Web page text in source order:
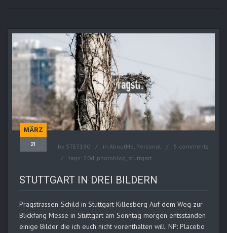
MÄRZ
21 by STE7130 in AboutMe, Personal
5 comments
tags: 20d, photoblog, stuttgart
STUTTGART IN DREI BILDERN
Pragstrassen-Schild in Stuttgart Killesberg Auf dem Weg zur
Blickfang Messe in Stuttgart am Sonntag morgen entsstanden
einige Bilder die ich euch nicht vorenthalten will. NP: Placebo